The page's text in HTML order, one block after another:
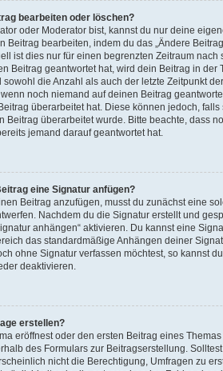
bearbeiten oder löschen?
oder Moderator bist, kannst du nur deine
Beitrag bearbeiten, indem du das „Ändere
ist dies nur für einen begrenzten Zeitraum
Beitrag geantwortet hat, wird dein Beitrag in der
die Anzahl als auch der letzte Zeitpunkt
noch niemand auf deinen Beitrag
überarbeitet hat. Diese können jedoch,
Beitrag überarbeitet wurde. Bitte beachte, dass
jemand darauf geantwortet hat.
eine Signatur anfügen?
Beitrag anzufügen, musst du zunächst eine
Nachdem du die Signatur erstellt und
anhängen“ aktivieren. Du kannst eine
das standardmäßige Anhängen deiner
ohne Signatur verfassen möchtest, so kannst
deaktivieren.
erstellen?
eröffnest oder den ersten Beitrag eines
des Formulars zur Beitragserstellung.
nicht die Berechtigung, Umfragen zu